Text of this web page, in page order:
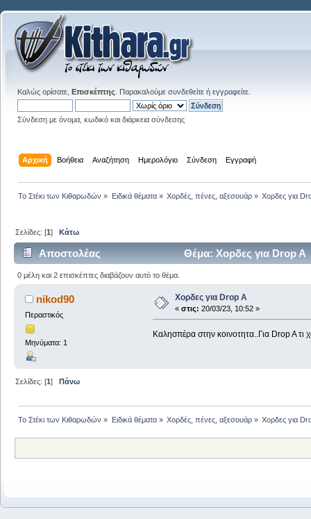
Καλώς ορίσατε, Επισκέπτης . Παρακαλούμε συνδεθείτε ή εγγραφείτε
Σύνδεση με όνομα, κωδικό και διάρκεια σύνδεσης
Αρχική Βοήθεια Αναζήτηση Ημερολόγιο Σύνδεση Εγγραφή
Το Στέκι των Κιθαρωδών » Ειδικά θέματα» Χορδές, πένες, αξεσουάρ» Χορδες για
Σελίδες: [1]Κάτω
Αποστολέας Θέμα: Χορδες για Drop
0 μέλη και 2 επισκέπτες διαβάζουν αυτό το θέμα.
nikod90
Περαστικός
Μηνύματα: 1
Χορδες για Drop A
« στις: 20/03/23, 10:52 »
Καλησπέρα στην κοινοτητα..Για Drop A τι
Σελίδες: [1] Πάνω
Το Στέκι των Κιθαρωδών » Ειδικά θέματα» Χορδές, πένες, αξεσουάρ» Χορδες για